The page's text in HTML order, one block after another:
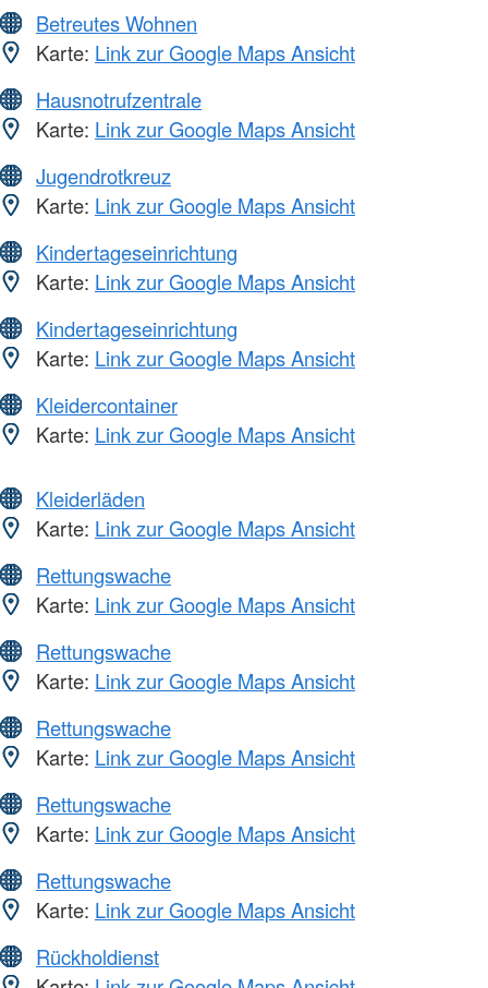
Betreutes Wohnen
Karte: Link zur Google Maps Ansicht
Hausnotrufzentrale
Karte: Link zur Google Maps Ansicht
Jugendrotkreuz
Karte: Link zur Google Maps Ansicht
Kindertageseinrichtung
Karte: Link zur Google Maps Ansicht
Kindertageseinrichtung
Karte: Link zur Google Maps Ansicht
Kleidercontainer
Karte: Link zur Google Maps Ansicht
Kleiderläden
Karte: Link zur Google Maps Ansicht
Rettungswache
Karte: Link zur Google Maps Ansicht
Rettungswache
Karte: Link zur Google Maps Ansicht
Rettungswache
Karte: Link zur Google Maps Ansicht
Rettungswache
Karte: Link zur Google Maps Ansicht
Rettungswache
Karte: Link zur Google Maps Ansicht
Rückholdienst